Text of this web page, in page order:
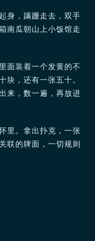
身，蹒跚走去，双手
南瓜朝山上小饭馆走
面装着一个发黄的不
块，还有一张五十。
来，数一遍，再放进
里。拿出扑克，一张
联的牌面，一切规则